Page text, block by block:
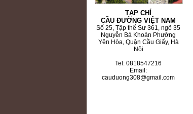
TẠP CHÍ
CẦU ĐƯỜNG VIỆT NAM
Số 25, Tập thể Sư 361, ngõ 35
Nguyễn Bá Khoản Phường
Yên Hòa, Quận Cầu Giấy, Hà
Nội
Tel: 0818547216
Email:
cauduong308@gmail.com